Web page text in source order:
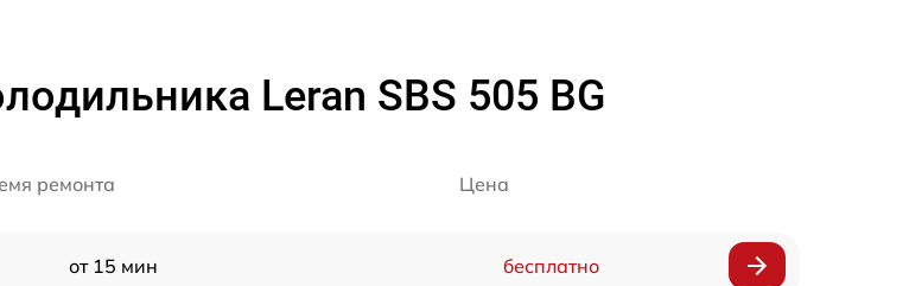
Leran SBS 505 BG
ремонта Цена
от 15 мин бесплатно